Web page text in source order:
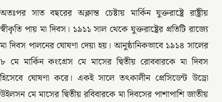
অতঃপর সাত বছরের অক্লান্ত চেষ্টায় মার্কিন যুক্তরাষ্ট্রে রাষ্ট্রীয়
স্বীকৃতি পায় মা দিবস। ১৯১১ সাল থেকে যুক্তরাষ্ট্রের প্রতিটি রাজ্যে
মা দিবস পালনের ঘোষণা দেয়া হয়। আনুষ্ঠানিকভাবে ১৯১৪ সালের
৮ মে মার্কিন কংগ্রেস মে মাসের দ্বিতীয় রোববারকে মা দিবস
হিসেবে ঘোষণা করে। একই সালে তৎকালীন প্রেসিডেন্ট উড্রো
উইলসন মে মাসের দ্বিতীয় রবিবারকে মা দিবসের পাশাপাশি জাতীয়